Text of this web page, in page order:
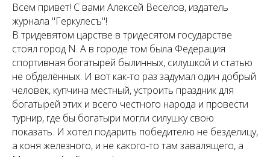
Всем привет! С вами Алексей Веселов, издатель
журнала "Геркулесъ"!
В тридевятом царстве в тридесятом государстве
стоял город N. А в городе том была Федерация
спортивная богатырей былинных, силушкой и статью
не обделённых. И вот как-то раз задумал один добрый
человек, купчина местный, устроить праздник для
богатырей этих и всего честного народа и провести
турнир, где бы богатыри могли силушку свою
показать. И хотел подарить победителю не безделицу,
а коня железного, и не какого-то там завалящего, а